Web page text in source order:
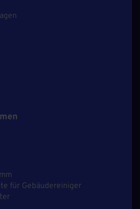
für Gebäudereiniger